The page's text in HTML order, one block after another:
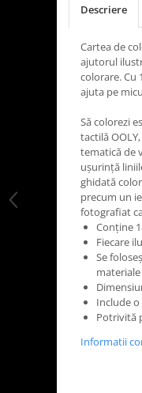
LEGO Architecture
Descriere
Cartea de
ajutorul
colorare. Cu
ajuta pe
Să colorezi
tactilă
tematică de
ușurință
ghidată
precum un
fotografiat
Conține
Fiecare
Se
Include
Potrivită
Informatii